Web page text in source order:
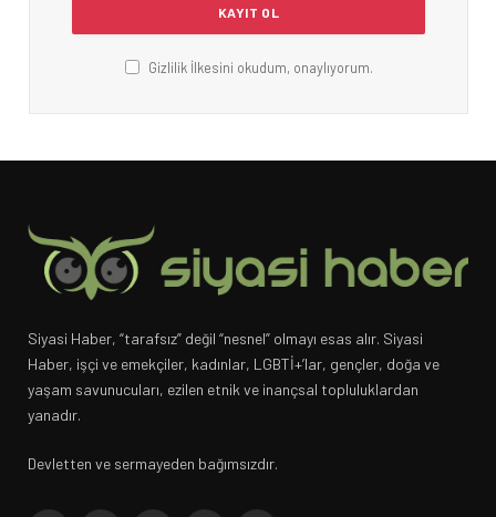
Gizlilik İlkesini okudum, onaylıyorum.
Siyasi Haber, “tarafsız” değil “nesnel” olmayı esas alır. Siyasi
Haber, işçi ve emekçiler, kadınlar, LGBTİ+’lar, gençler, doğa ve
yaşam savunucuları, ezilen etnik ve inançsal topluluklardan
yanadır.
Devletten ve sermayeden bağımsızdır.